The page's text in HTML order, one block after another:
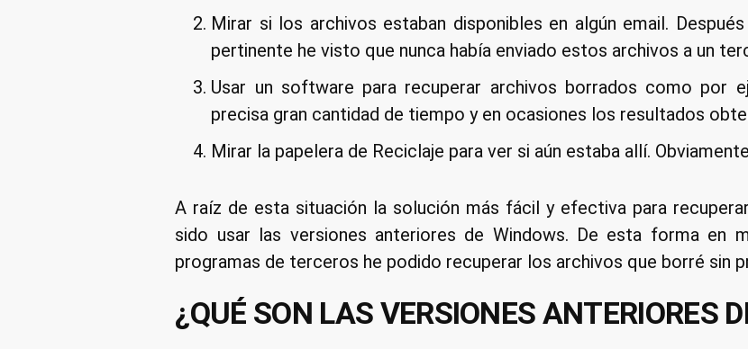
Mirar si los archivos estaban disponibles en algún email.
pertinente he visto que nunca había enviado estos archivos a un
Usar un software para recuperar archivos borrados como por
precisa gran cantidad de tiempo y en ocasiones los resultados
Mirar la papelera de Reciclaje para ver si aún estaba allí.
A raíz de esta situación la solución más fácil y efectiva para
sido usar las versiones anteriores de Windows. De esta forma en
programas de terceros he podido recuperar los archivos que borré sin
¿QUÉ SON LAS VERSIONES ANTERIORES